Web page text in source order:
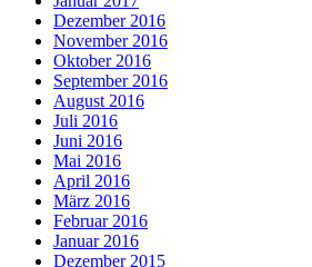
Dezember 2016
November 2016
Oktober 2016
September 2016
August 2016
Juli 2016
Juni 2016
Mai 2016
April 2016
März 2016
Februar 2016
Januar 2016
Dezember 2015